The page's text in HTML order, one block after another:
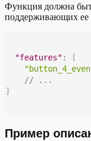
Функция должна
поддерживающих ее
"features" :
[
// ...
]
Пример